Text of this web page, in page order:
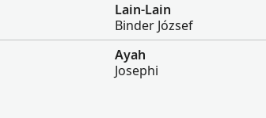
Lain-Lain
Binder József
Ayah
Josephi